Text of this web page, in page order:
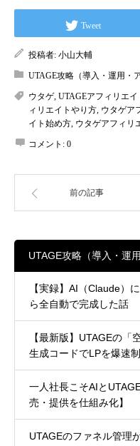
Tweet
投稿者: 小山大輔
UTAGE攻略（導入・運用・
ウタゲ, UTAGEアフィリエイ
ィリエイトやり方, ウタゲア
イト始め方, ウタゲアフィリ
コメント: 0
前の記事
UTAGE攻略（導入・運
【実録】AI（Claude）
ら全自動で完成した話
【最新版】UTAGEの
生成コードでLPを爆速
一人社長こそAIと
売・提供を仕組み化】
UTAGEのファネル管理